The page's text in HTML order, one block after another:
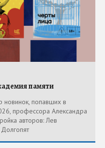
памяти
новинок, попавших в
профессора Александра
авторов: Лев